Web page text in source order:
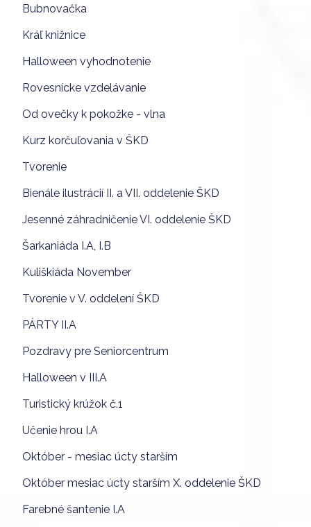
Bubnovačka
Kráľ knižnice
Halloween vyhodnotenie
Rovesnícke vzdelávanie
Od ovečky k pokožke - vlna
Kurz korčuľovania v ŠKD
Tvorenie
Bienále ilustrácií II. a VII. oddelenie ŠKD
Jesenné záhradničenie VI. oddelenie ŠKD
Šarkaniáda I.A, I.B
Kuliškiáda November
Tvorenie v V. oddelení ŠKD
PÁRTY II.A
Pozdravy pre Seniorcentrum
Halloween v III.A
Turistický krúžok č.1
Učenie hrou I.A
Október - mesiac úcty starším
Október mesiac úcty starším X. oddelenie ŠKD
Farebné šantenie I.A